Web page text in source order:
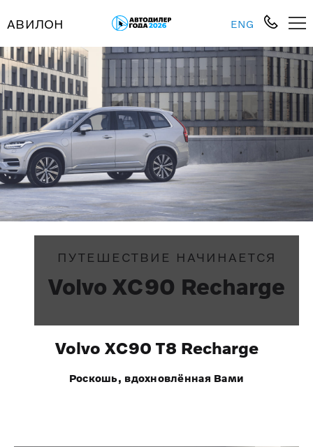
АВИЛОН ENG
ПУТЕШЕСТВИЕ НАЧИНАЕТСЯ
Volvo XC90 Recharge
Volvo XC90 T8 Recharge
Роскошь, вдохновлённая Вами